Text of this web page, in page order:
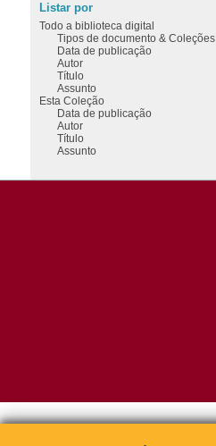
Listar por
Todo a biblioteca digital
Tipos de documento & Coleções
Data de publicação
Autor
Título
Assunto
Esta Coleção
Data de publicação
Autor
Título
Assunto